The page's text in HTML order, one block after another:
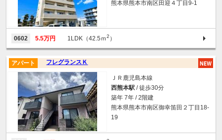
熊本県熊本市南区田迎４丁目9-1
0602 5.5万円 1LDK（42.5ｍ2 ）
フレグランスＫ
アパート
ＪＲ鹿児島本線
西熊本駅 / 徒歩30分
築年 7年 / 2階建
熊本県熊本市南区御幸笛田２丁目18-
19